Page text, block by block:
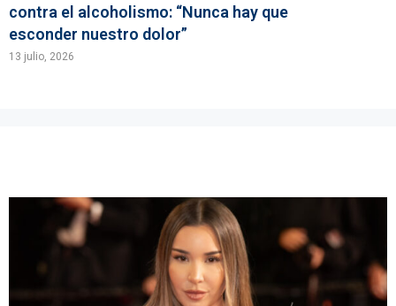
contra el alcoholismo: “Nunca hay que
esconder nuestro dolor”
13 julio, 2026